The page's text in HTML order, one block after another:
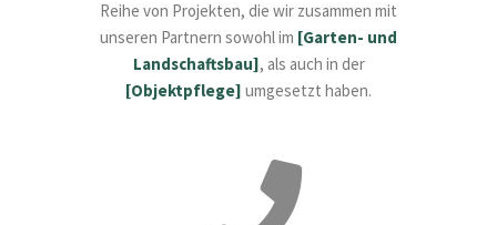
Reihe von Projekten, die wir zusammen mit
unseren Partnern sowohl im [Garten- und
Landschaftsbau], als auch in der
[Objektpflege] umgesetzt haben.